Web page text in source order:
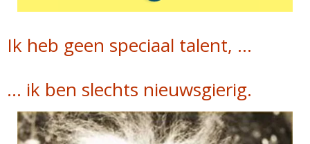
Ik heb geen speciaal talent, …
… ik ben slechts nieuwsgierig.